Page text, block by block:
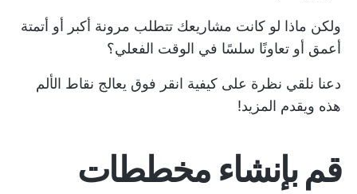
ولكن ماذا لو كانت مشاريعك تتطلب مرونة أكبر أو أتمتة
أعمق أو تعاونًا سلسًا في الوقت الفعلي؟
دعنا نلقي نظرة على كيفية انقر فوق يعالج نقاط الألم
هذه ويقدم المزيد!
قم بإنشاء مخططات